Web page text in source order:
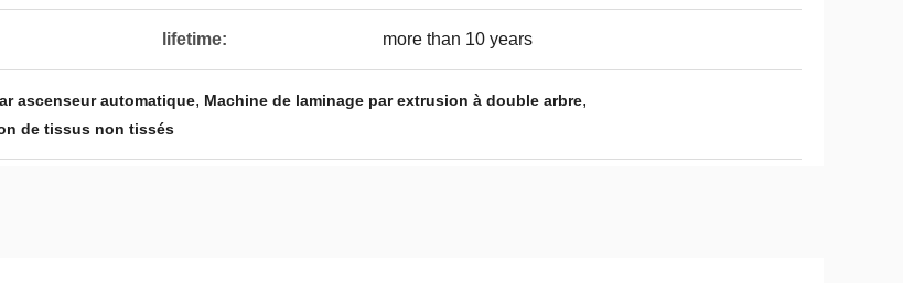
lifetime: more than 10 years
ascenseur automatique, Machine de laminage par extrusion à double arbre,
de tissus non tissés